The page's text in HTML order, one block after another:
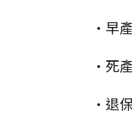
•早
•死
•退